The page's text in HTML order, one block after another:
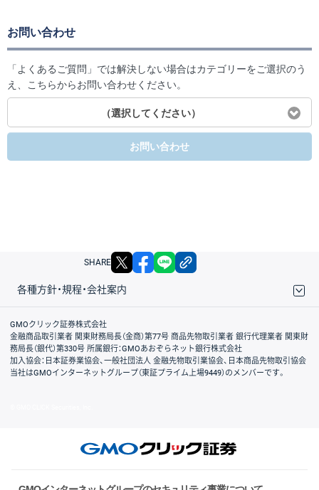
お問い合わせ
「よくあるご質問」では解決しない場合はカテゴリーをご選択のう
え、こちらからお問い合わせください。
（選択してください）
お問い合わせ
SHARE X facebook
各種方針・規程・会社案内
取引規程・約款
サイトマップ
その他のご案内
個人情報保護方針
最良執行方針
サイトのご利用について
ディスクレイマー
信託保全
リスク説明
会社案内
GMOクリック証券株式会社
金融商品取引業者 関東財務局長（金商）第77号 商品先物取引業者 銀行代理業者 関東財
務局長（銀代）第330号 所属銀行：GMOあおぞらネット銀行株式会社
加入協会：日本証券業協会、一般社団法人 金融先物取引業協会、日本商品先物取引協会
当社はGMOインターネットグループ（東証プライム上場9449）のメンバーです。